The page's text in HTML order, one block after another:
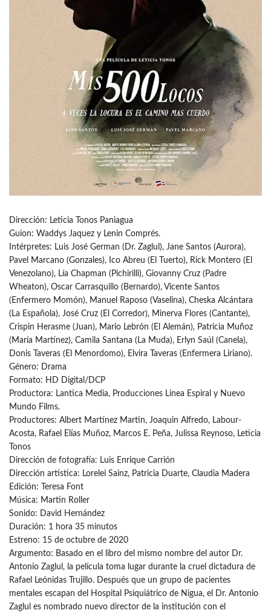
Dirección: Leticia Tonos Paniagua
Guion: Waddys Jaquez y Lenin Comprés.
Intérpretes: Luis José German (Dr. Zaglul), Jane Santos (Aurora),
Pavel Marcano (Gonzales), Ico Abreu (El Tuerto), Rick Montero (El
Venezolano), Lía Chapman (Pichirilli), Giovanny Cruz (Padre
Wheaton), Oscar Carrasquillo (Bernardo), Vicente Santos
(Enfermero Momón), Manuel Raposo (Vaselina), Cheska Alcántara
(La Española), José Cruz (El Corredor), Minerva Flores (Cantante),
Crispin Herasme (Juan), Mario Lebrón (El Alemán), Patricia Muñoz
(María Martínez), Camila Santana (La Muda), Erlyn Saúl (Canela),
Donis Taveras (El Menordomo), Elvira Taveras (Enfermera Liriano).
Género: Drama
Formato: HD Digital/DCP
Productora: Lantica Media, Producciones Linea Espiral y Nuevo
Mundo Films.
Productores: Albert Martínez Martin, Joaquin Alfredo, Labour-
Acosta, Rafael Elías Muñoz, Marcos E. Peña, Julissa Reynoso, Leticia
Tonos
Dirección de fotografía: Luis Enrique Carrión
Dirección artística: Lorelei Sainz, Patricia Duarte, Claudia Madera
Edición: Teresa Font
Música: Martin Roller
Sonido: David Hernández
Duración: 1 hora 35 minutos
Estreno: 15 de octubre de 2020
Argumento: Basado en el libro del mismo nombre del autor Dr.
Antonio Zaglul, la película toma lugar durante la cruel dictadura de
Rafael Leónidas Trujillo. Después que un grupo de pacientes
mentales escapan del Hospital Psiquiátrico de Nigua, el Dr. Antonio
Zaglul es nombrado nuevo director de la institución con el